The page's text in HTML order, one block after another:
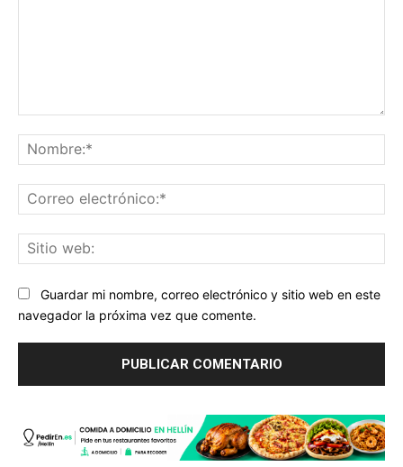
Guardar mi nombre, correo electrónico y sitio web en este
navegador la próxima vez que comente.